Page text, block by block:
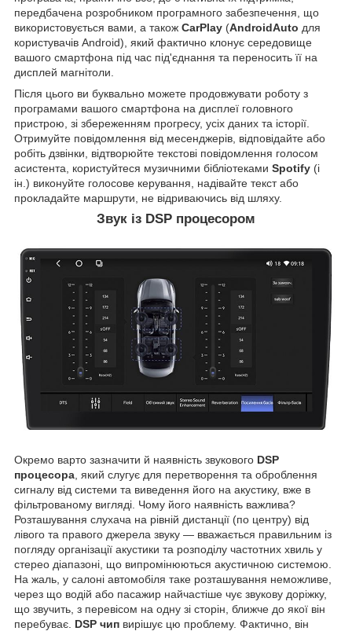
передбачена розробником програмного забезпечення, що
використовується вами, а також CarPlay (AndroidAuto для
користувачів Android), який фактично клонує середовище
вашого смартфона під час під'єднання та переносить її на
дисплей магнітоли.
Після цього ви буквально можете продовжувати роботу з
програмами вашого смартфона на дисплеї головного
пристрою, зі збереженням прогресу, усіх даних та історії.
Отримуйте повідомлення від месенджерів, відповідайте або
робіть дзвінки, відтворюйте текстові повідомлення голосом
асистента, користуйтеся музичними бібліотеками Spotify (і
ін.) виконуйте голосове керування, надівайте текст або
прокладайте маршрути, не відриваючись від шляху.
Звук із DSP процесором
Окремо варто зазначити й наявність звукового DSP
процесора , який слугує для перетворення та оброблення
сигналу від системи та виведення його на акустику, вже в
фільтрованому вигляді. Чому його наявність важлива?
Розташування слухача на рівній дистанції (по центру) від
лівого та правого джерела звуку — вважається правильним із
погляду організації акустики та розподілу частотних хвиль у
стерео діапазоні, що випромінюються акустичною системою.
На жаль, у салоні автомобіля таке розташування неможливе,
через що водій або пасажир найчастіше чує звукову доріжку,
що звучить, з перевісом на одну зі сторін, ближче до якої він
перебуває. DSP чип вирішує цю проблему. Фактично, він